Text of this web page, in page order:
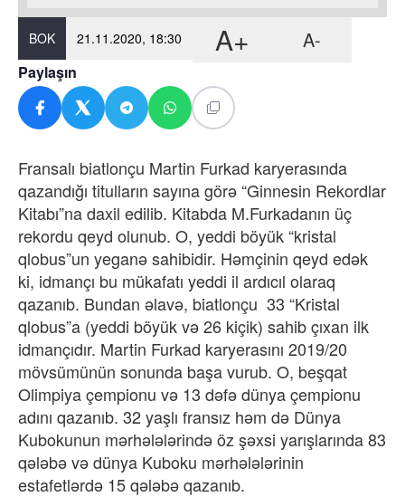
BOK 21.11.2020, 18:30 A+ A-
Paylaşın
Fransalı biatlonçu Martin Furkad karyerasında
qazandığı titulların sayına görə “Ginnesin Rekordlar
Kitabı”na daxil edilib. Kitabda M.Furkadanın üç
rekordu qeyd olunub. O, yeddi böyük “kristal
qlobus”un yeganə sahibidir. Həmçinin qeyd edək
ki, idmançı bu mükafatı yeddi il ardıcıl olaraq
qazanıb. Bundan əlavə, biatlonçu 33 “Kristal
qlobus”a (yeddi böyük və 26 kiçik) sahib çıxan ilk
idmançıdır. Martin Furkad karyerasını 2019/20
mövsümünün sonunda başa vurub. O, beşqat
Olimpiya çempionu və 13 dəfə dünya çempionu
adını qazanıb. 32 yaşlı fransız həm də Dünya
Kubokunun mərhələlərində öz şəxsi yarışlarında 83
qələbə və dünya Kuboku mərhələlərinin
estafetlərdə 15 qələbə qazanıb.